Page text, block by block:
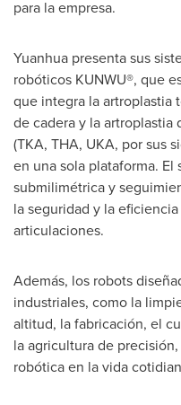
para la empresa.
Yuanhua presenta sus
robóticos KUNWU®, que
que integra la artroplastia
de cadera y la
(TKA, THA, UKA, por sus
en una sola plataforma.
submilimétrica y
la seguridad y la
articulaciones.
Además, los robots
industriales, como la
altitud, la fabricación, el
la agricultura de
robótica en la vida